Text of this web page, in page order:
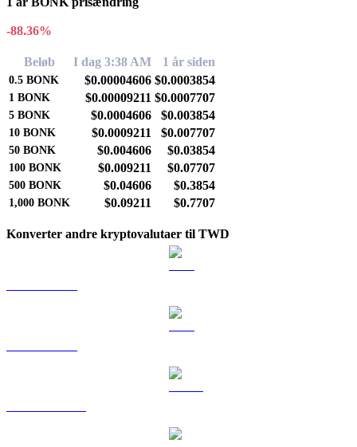
-88.36%
Beløb I dag 3:38 AM 1 år siden
0.5 BONK $0.00004606 $0.0003854
1 BONK $0.00009211 $0.0007707
5 BONK $0.0004606 $0.003854
10 BONK $0.0009211 $0.007707
50 BONK $0.004606 $0.03854
100 BONK $0.009211 $0.07707
500 BONK $0.04606 $0.3854
1,000 BONK $0.09211 $0.7707
Konverter andre kryptovalutaer til TWD